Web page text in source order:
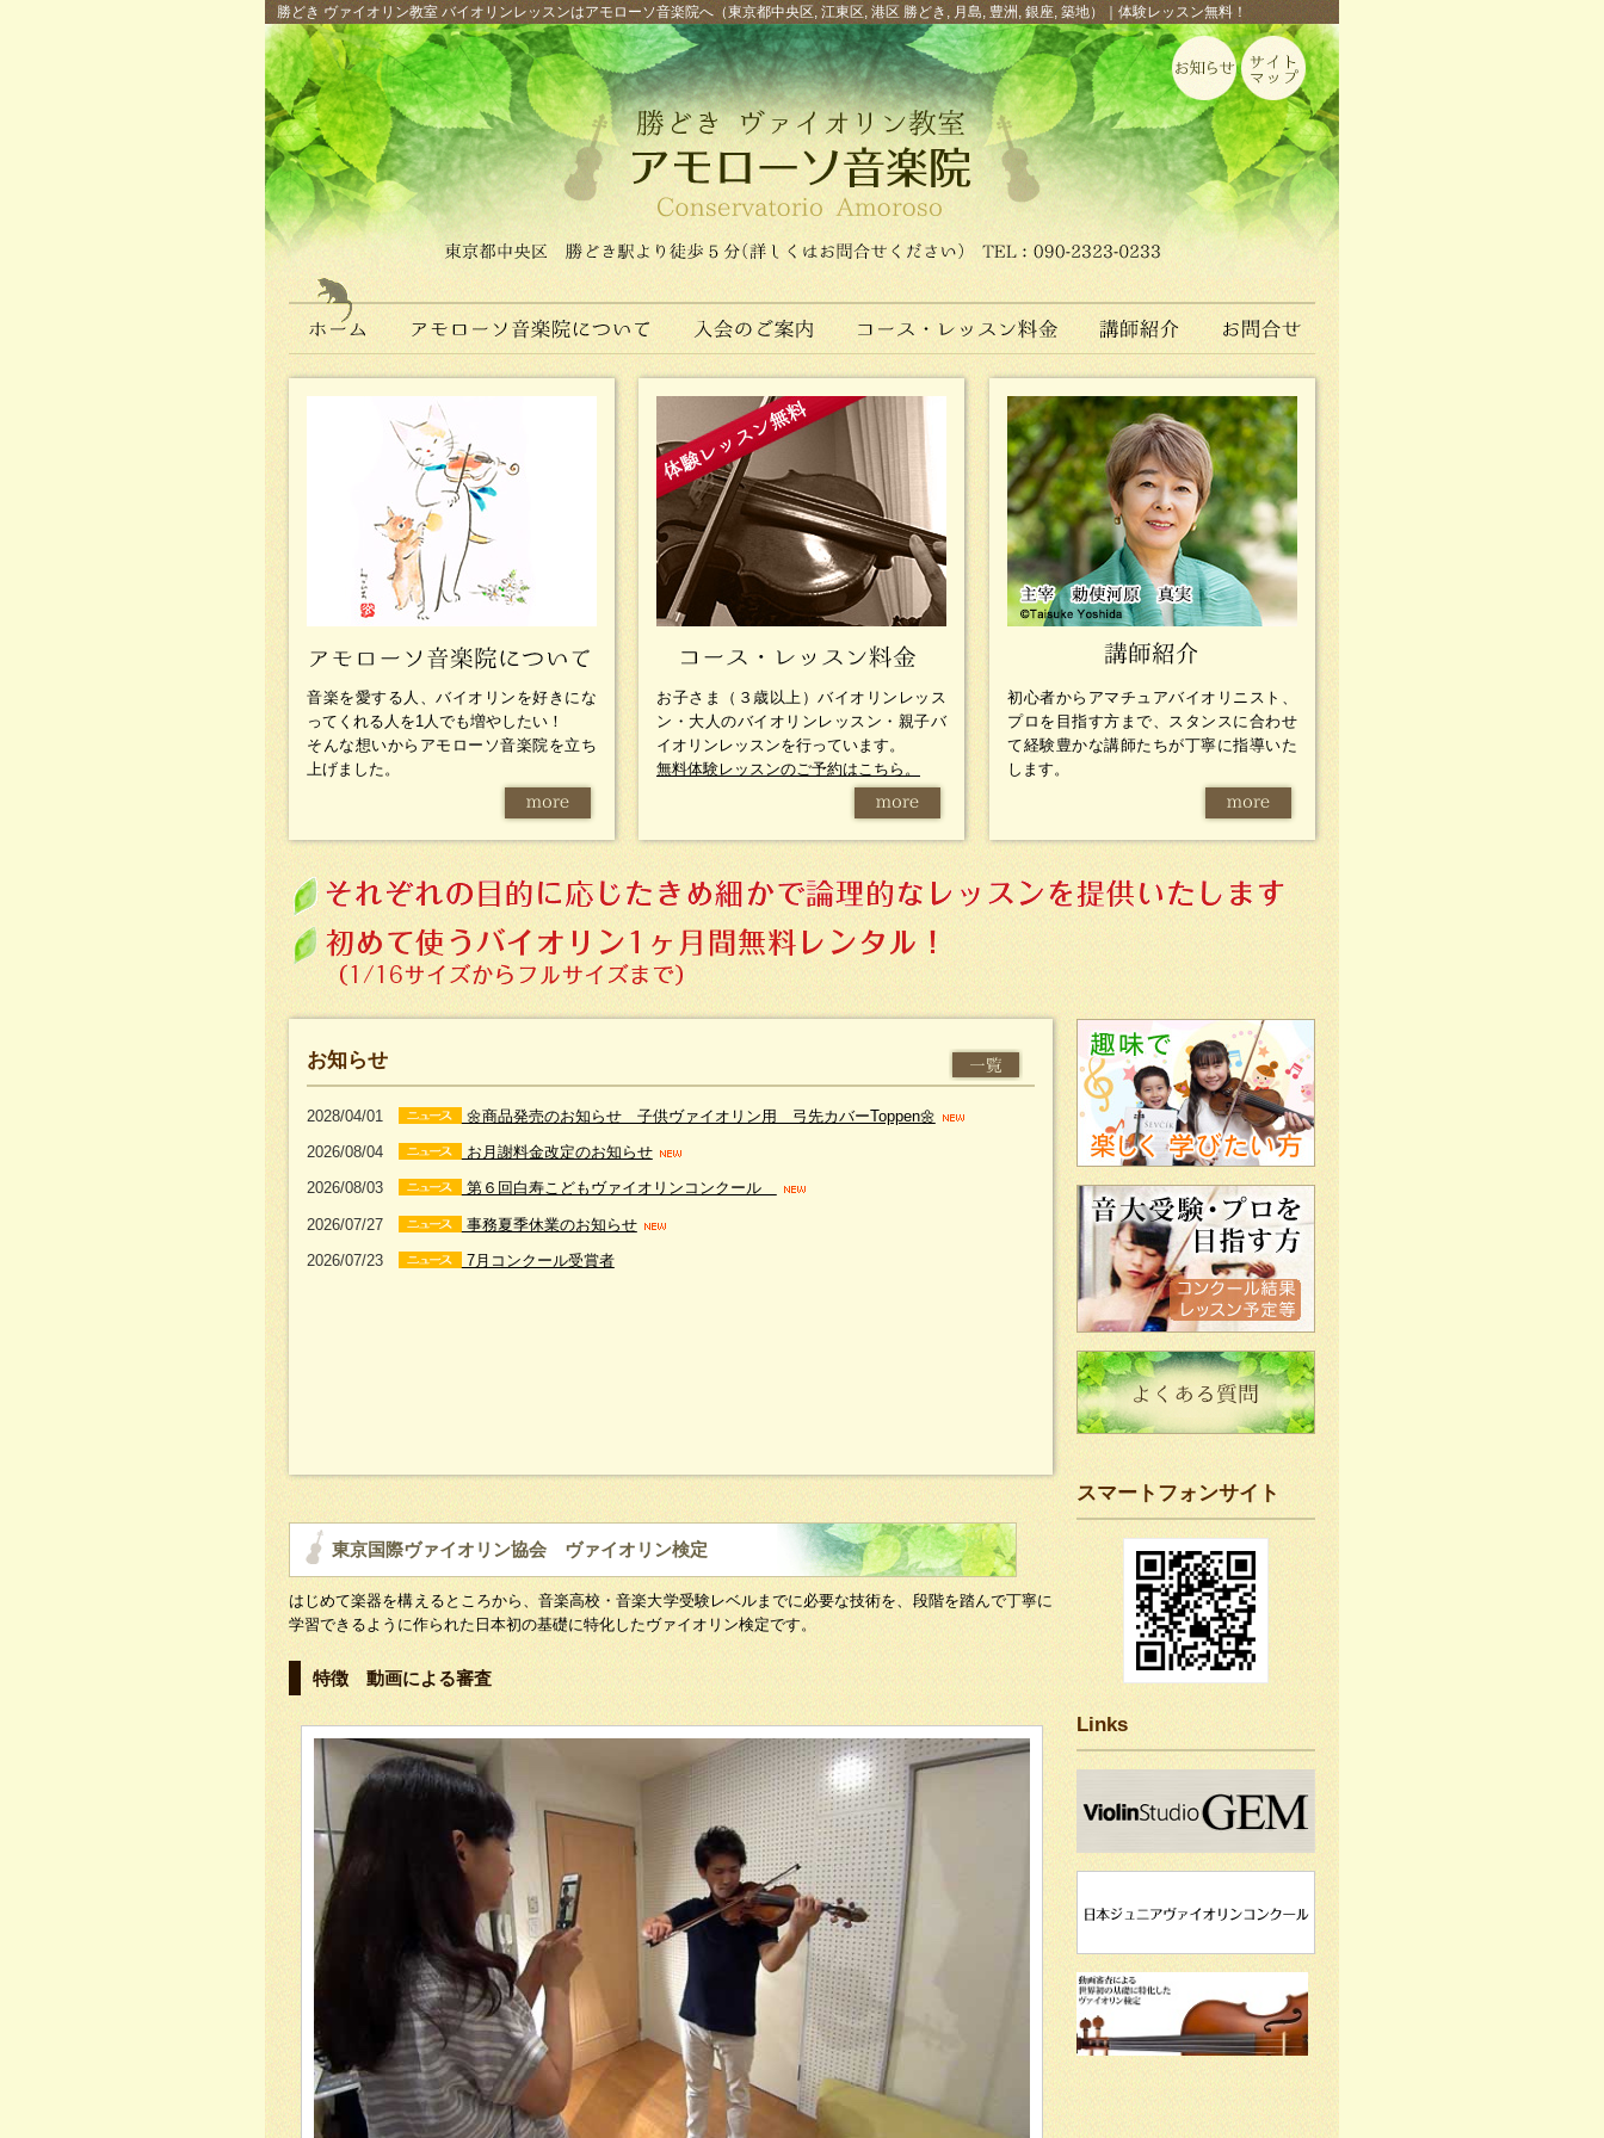
勝どき ヴァイオリン教室 バイオリンレッスンはアモローソ音楽院へ（東京都中央区, 江東区, 港区 勝どき, 月島, 豊洲, 銀座, 築地）｜体験レッスン無料！
音楽を愛する人、バイオリンを好きにな
ってくれる人を1人でも増やしたい！
そんな想いからアモローソ音楽院を立ち
上げました。
お子さま（３歳以上）バイオリンレッス
ン・大人のバイオリンレッスン・親子バ
イオリンレッスンを行っています。
無料体験レッスンのご予約はこちら。
初心者からアマチュアバイオリニスト、
プロを目指す方まで、スタンスに合わせ
て経験豊かな講師たちが丁寧に指導いた
します。
お知らせ
2028/04/01 🌼商品発売のお知らせ 子供ヴァイオリン用 弓先カバーToppen🌼
2026/08/04 お月謝料金改定のお知らせ
2026/08/03 第６回白寿こどもヴァイオリンコンクール
2026/07/27 事務夏季休業のお知らせ
2026/07/23 7月コンクール受賞者
東京国際ヴァイオリン協会 ヴァイオリン検定
はじめて楽器を構えるところから、音楽高校・音楽大学受験レベルまでに必要な技術を、段階を踏んで丁寧に
学習できるように作られた日本初の基礎に特化したヴァイオリン検定です。
特徴 動画による審査
スマートフォンサイト
Links